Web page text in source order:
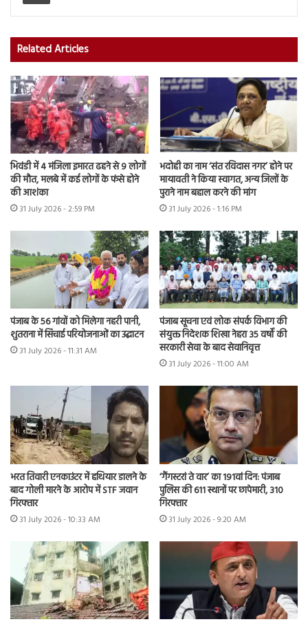
Related Articles
भिवंडी में 4 मंजिला इमारत ढहने से 9 लोगों
की मौत, मलबे में कई लोगों के फंसे होने
की आशंका
31 July 2026 - 2:59 PM
भदोही का नाम ‘संत रविदास नगर’ होने पर
मायावती ने किया स्वागत, अन्य जिलों के
पुराने नाम बहाल करने की मांग
31 July 2026 - 1:16 PM
पंजाब के 56 गांवों को मिलेगा नहरी पानी,
शुतराना में सिंचाई परियोजनाओं का उद्घाटन
31 July 2026 - 11:31 AM
पंजाब सूचना एवं लोक संपर्क विभाग की
संयुक्त निदेशक शिखा नेहरा 35 वर्षों की
सरकारी सेवा के बाद सेवानिवृत्त
31 July 2026 - 11:00 AM
भरत तिवारी एनकाउंटर में हथियार डालने के
बाद गोली मारने के आरोप में STF जवान
गिरफ्तार
31 July 2026 - 10:33 AM
‘गैंगस्टरां ते वार’ का 191वां दिन: पंजाब
पुलिस की 611 स्थानों पर छापेमारी, 310
गिरफ्तार
31 July 2026 - 9:20 AM